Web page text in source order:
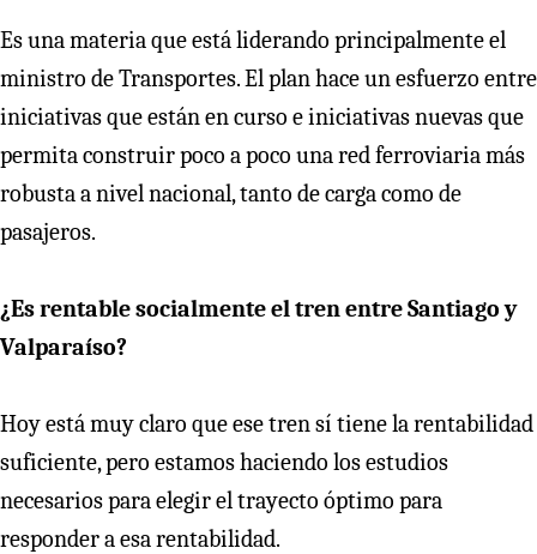
Es una materia que está liderando principalmente el
ministro de Transportes. El plan hace un esfuerzo entre
iniciativas que están en curso e iniciativas nuevas que
permita construir poco a poco una red ferroviaria más
robusta a nivel nacional, tanto de carga como de
pasajeros.
¿Es rentable socialmente el tren entre Santiago y
Valparaíso?
Hoy está muy claro que ese tren sí tiene la rentabilidad
suficiente, pero estamos haciendo los estudios
necesarios para elegir el trayecto óptimo para
responder a esa rentabilidad.